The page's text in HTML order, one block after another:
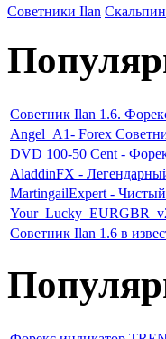
Советники Ilan
Советник Ilan 1.6.
Angel_A1- Forex
DVD 100-50 Cent -
AladdinFX -
MartingailExpert -
Советник Ilan 1.6 в